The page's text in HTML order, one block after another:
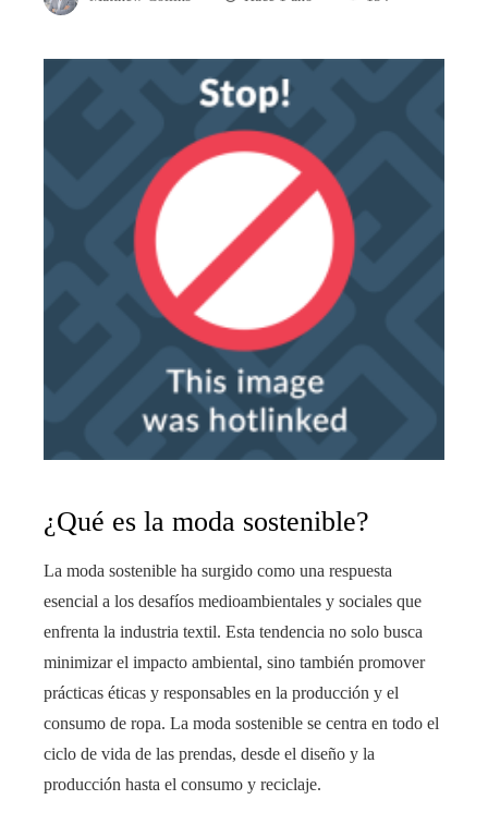
¿Qué es la moda sostenible?
La moda sostenible ha surgido como una respuesta
esencial a los desafíos medioambientales y sociales que
enfrenta la industria textil. Esta tendencia no solo busca
minimizar el impacto ambiental, sino también promover
prácticas éticas y responsables en la producción y el
consumo de ropa. La moda sostenible se centra en todo el
ciclo de vida de las prendas, desde el diseño y la
producción hasta el consumo y reciclaje.